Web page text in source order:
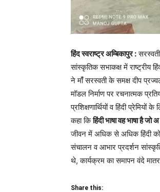
हिंद स्वराष्ट्र अम्बिकापुर :
सांस्कृतिक सभाकक्ष में राष्ट्रीय
ने मांँ सरस्वती के समक्ष दीप
मॉडल निर्माण पर रचनात्मक
प्रशिक्षणार्थियों व हिंदी
कहा किहिंदी भाषा वह भाषा है
जीवन में अधिक से अधिक हिंदी
संचालन व आभार प्रदर्शन
थे, कार्यक्रम का समापन वंदे
Share this: